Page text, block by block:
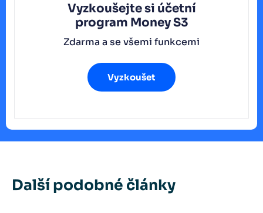
Vyzkoušejte si účetní
program Money S3
Zdarma a se všemi funkcemi
Vyzkoušet
Další podobné články